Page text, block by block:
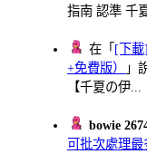
指南 認準 千夏
在「 [下載
+免費版）
」
【千夏の伊...
bowie
可批次處理最